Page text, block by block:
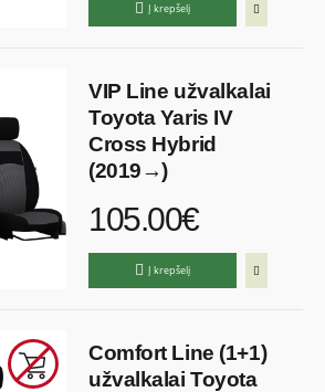
Į krepšelį
VIP Line užvalkalai
Toyota Yaris IV
Cross Hybrid
(2019→)
105.00€
Į krepšelį
Comfort Line (1+1)
užvalkalai Toyota